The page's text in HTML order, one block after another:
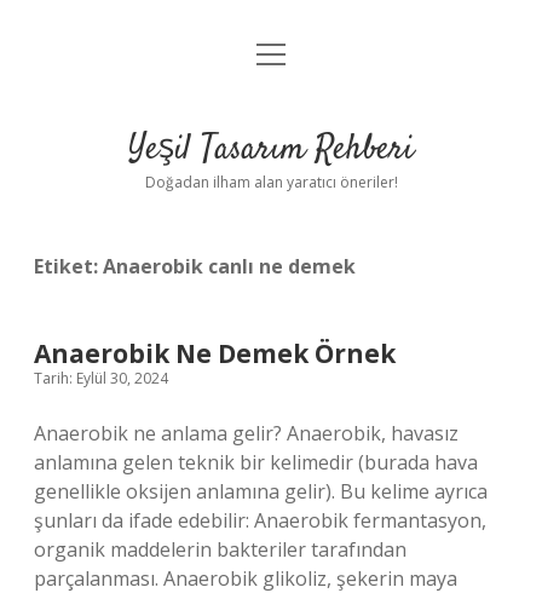
Anasayfa
Yasal Uyarı
menüyü
Yeşil Tasarım Rehberi
Doğadan ilham alan yaratıcı öneriler!
Etiket:Anaerobik canlı ne demek
Anaerobik Ne Demek Örnek
Tarih: Eylül 30, 2024
Anaerobik ne anlama gelir? Anaerobik, havasız
anlamına gelen teknik bir kelimedir (burada hava
genellikle oksijen anlamına gelir). Bu kelime ayrıca
şunları da ifade edebilir: Anaerobik fermantasyon,
organik maddelerin bakteriler tarafından
parçalanması. Anaerobik glikoliz, şekerin maya